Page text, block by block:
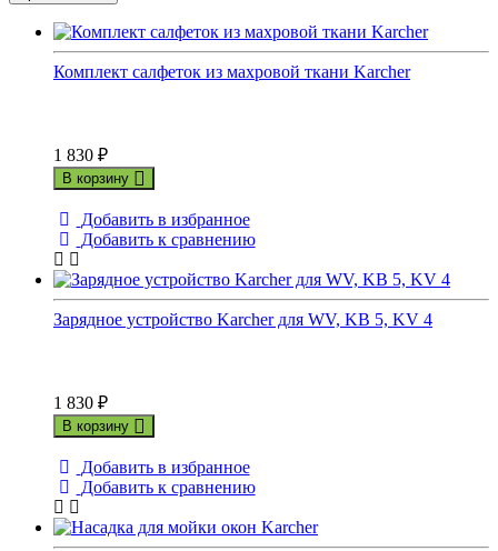
Комплект салфеток из махровой ткани Karcher
1 830 ₽
В корзину
Добавить в избранное
Добавить к сравнению
Зарядное устройство Karcher для WV, KB 5, KV 4
1 830 ₽
В корзину
Добавить в избранное
Добавить к сравнению